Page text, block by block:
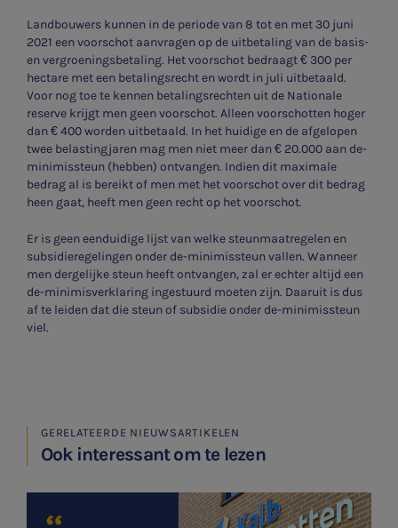
Landbouwers kunnen in de periode van 8 tot en met 30 juni
2021 een voorschot aanvragen op de uitbetaling van de basis-
en vergroeningsbetaling. Het voorschot bedraagt € 300 per
hectare met een betalingsrecht en wordt in juli uitbetaald.
Voor nog toe te kennen betalingsrechten uit de Nationale
reserve krijgt men geen voorschot. Alleen voorschotten hoger
dan € 400 worden uitbetaald. In het huidige en de afgelopen
twee belastingjaren mag men niet meer dan € 20.000 aan de-
minimissteun (hebben) ontvangen. Indien dit maximale
bedrag al is bereikt of men met het voorschot over dit bedrag
heen gaat, heeft men geen recht op het voorschot.
Er is geen eenduidige lijst van welke steunmaatregelen en
subsidieregelingen onder de-minimissteun vallen. Wanneer
men dergelijke steun heeft ontvangen, zal er echter altijd een
de-minimisverklaring ingestuurd moeten zijn. Daaruit is dus
af te leiden dat die steun of subsidie onder de-minimissteun
viel.
GERELATEERDE NIEUWSARTIKELEN
Ook interessant om te lezen